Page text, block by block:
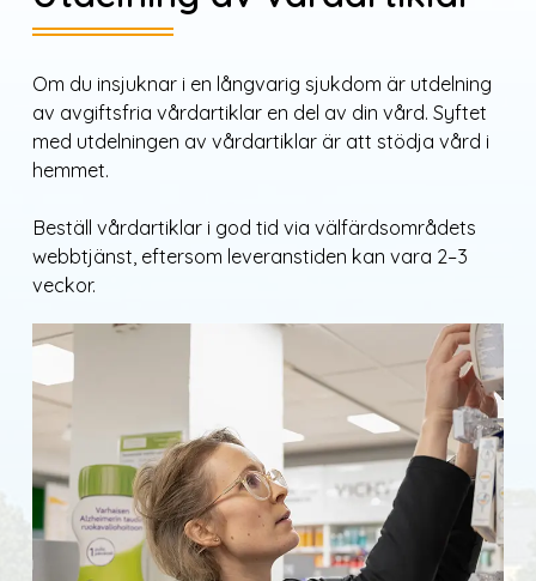
Om du insjuknar i en långvarig sjukdom är utdelning
av avgiftsfria vårdartiklar en del av din vård. Syftet
med utdelningen av vårdartiklar är att stödja vård i
hemmet.
Beställ vårdartiklar i god tid via välfärdsområdets
webbtjänst, eftersom leveranstiden kan vara 2–3
veckor.